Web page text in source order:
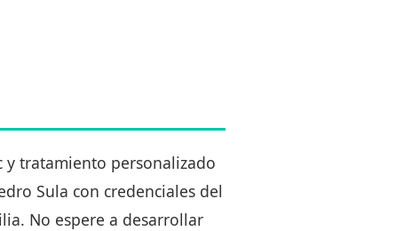
tratamiento personalizado
Sula con credenciales del
No espere a desarrollar